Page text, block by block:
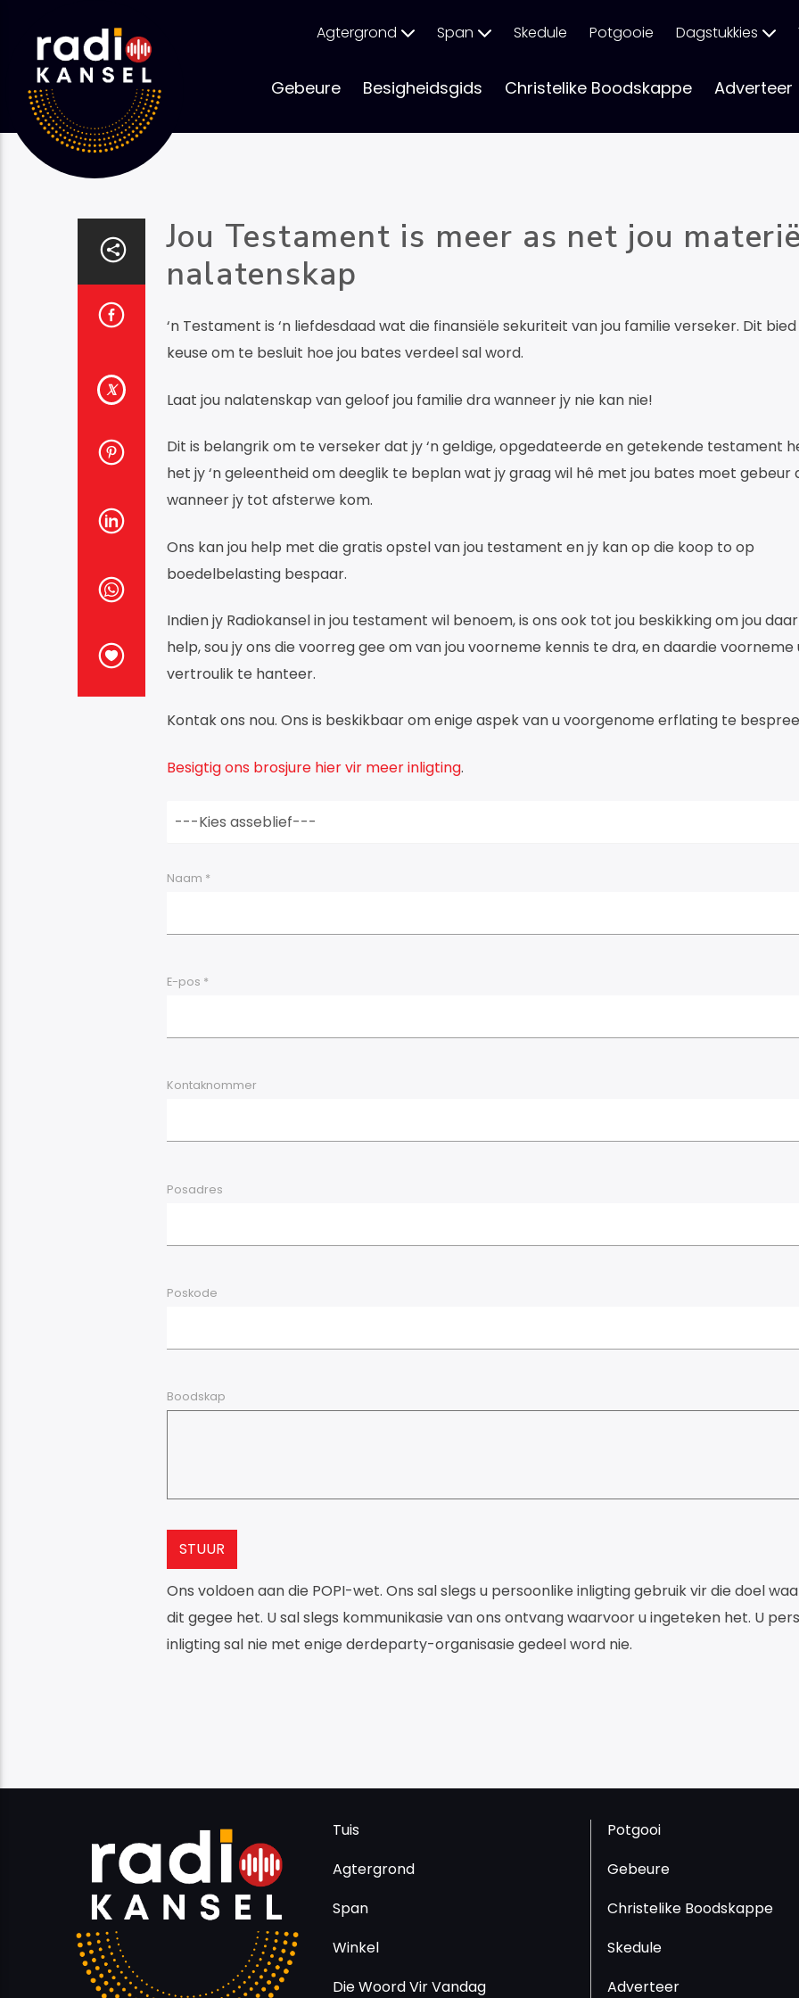
content
Agtergrond Span Skedule Potgooie Dagstukkies
Gebeure Besigheidsgids Christelike Boodskappe Adverteer
Jou Testament is meer as net jou
nalatenskap
‘n Testament is ‘n liefdesdaad wat die finansiële sekuriteit van jou familie verseker. Dit bied
keuse om te besluit hoe jou bates verdeel sal word.
Laat jou nalatenskap van geloof jou familie dra wanneer jy nie kan nie!
Dit is belangrik om te verseker dat jy ‘n geldige, opgedateerde en getekende testament
het jy ‘n geleentheid om deeglik te beplan wat jy graag wil hê met jou bates moet gebeur
wanneer jy tot afsterwe kom.
Ons kan jou help met die gratis opstel van jou testament en jy kan op die koop to op
boedelbelasting bespaar.
Indien jy Radiokansel in jou testament wil benoem, is ons ook tot jou beskikking om jou
help, sou jy ons die voorreg gee om van jou voorneme kennis te dra, en daardie voorneme
vertroulik te hanteer.
Kontak ons nou. Ons is beskikbaar om enige aspek van u voorgenome erflating te
Besigtig ons brosjure hier vir meer inligting.
Naam *
E-pos *
Kontaknommer
Posadres
Poskode
Boodskap
Ons voldoen aan die POPI-wet. Ons sal slegs u persoonlike inligting gebruik vir die doel
dit gegee het. U sal slegs kommunikasie van ons ontvang waarvoor u ingeteken het. U
inligting sal nie met enige derdeparty-organisasie gedeel word nie.
Tuis
Agtergrond
Span
Winkel
Die Woord Vir Vandag
Potgooi
Gebeure
Christelike Boodskappe
Skedule
Adverteer